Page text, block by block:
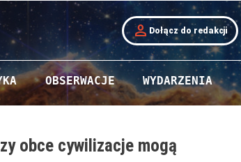
person Dołącz do redakcji
OBSERWACJE WYDARZENIA
obce cywilizacje mogą